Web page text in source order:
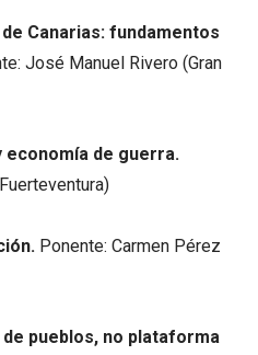
Canarias: fundamentos
José Manuel Rivero (Gran
economía de guerra.
Ponente: Carmen Pérez
pueblos, no plataforma